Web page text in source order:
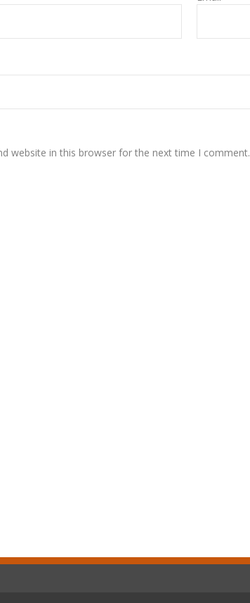
website in this browser for the next time I comment.